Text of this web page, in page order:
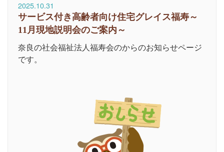
2025.10.31
サービス付き高齢者向け住宅グレイス福寿～
11月現地説明会のご案内～
奈良の社会福祉法人福寿会のからのお知らせページ
です。